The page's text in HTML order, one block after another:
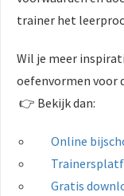
trainer het
Wil je meer
oefenvormen voor
👉 Bekijk dan:
Online
Gratis